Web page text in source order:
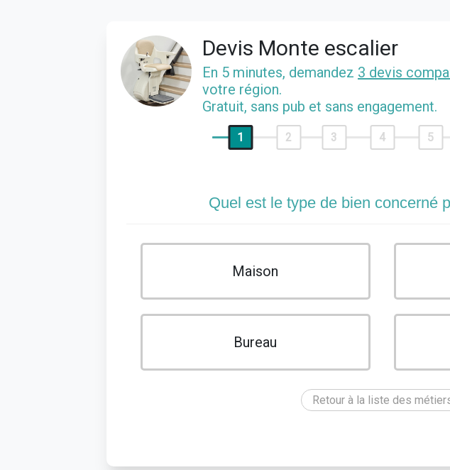
Devis Monte escalier
En 5 minutes, demandez 3 devis
votre région.
Gratuit, sans pub et sans engagement.
1 2 3 4 5
Quel est le type de bien concerné
Maison
Bureau
Retour à la liste des